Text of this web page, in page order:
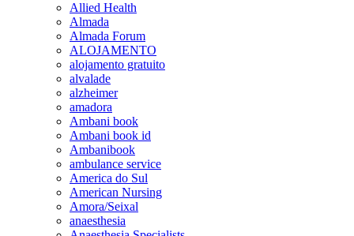
Allied Health
Almada
Almada Forum
ALOJAMENTO
alojamento gratuito
alvalade
alzheimer
amadora
Ambani book
Ambani book id
Ambanibook
ambulance service
America do Sul
American Nursing
Amora/Seixal
anaesthesia